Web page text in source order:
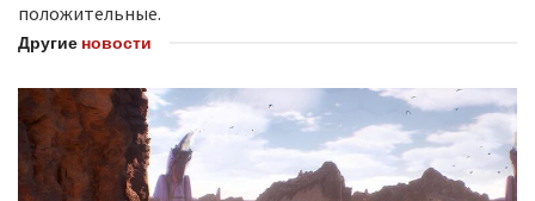
положительные.
Другие новости